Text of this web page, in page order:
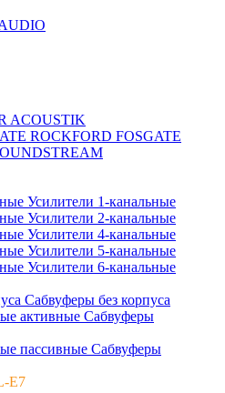
ACOUSTIK
ROCKFORD FOSGATE
Усилители 1-канальные
Усилители 2-канальные
Усилители 4-канальные
Усилители 5-канальные
Усилители 6-канальные
Сабвуферы без корпуса
Сабвуферы
Сабвуферы
E7